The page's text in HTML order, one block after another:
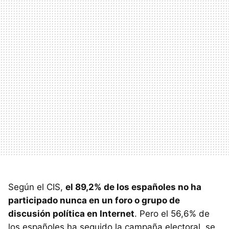
Según el CIS, el 89,2% de los españoles no ha
participado nunca en un foro o grupo de
discusión política en Internet. Pero el 56,6% de
los españoles ha seguido la campaña electoral, se